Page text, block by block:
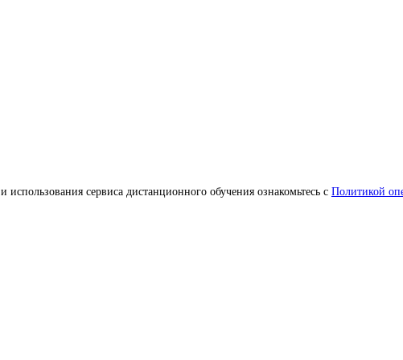
сервиса дистанционного обучения ознакомьтесь с Политикой